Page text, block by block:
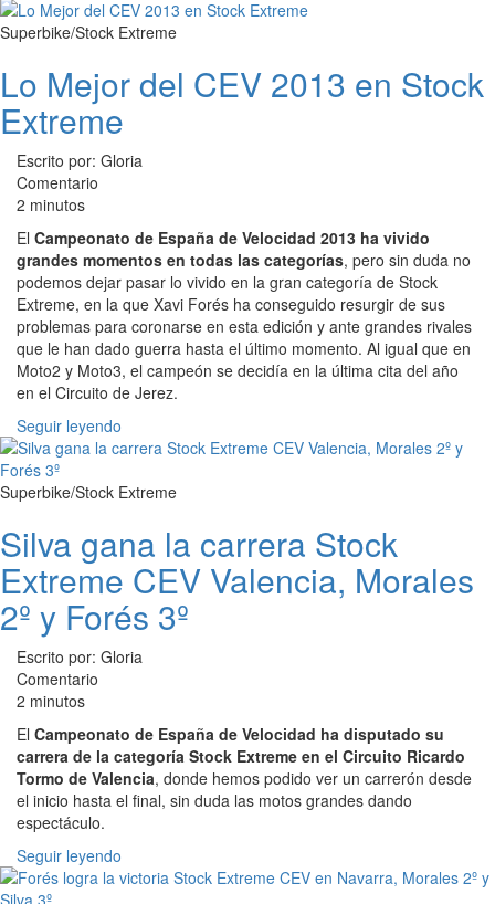
Superbike/Stock Extreme
Lo Mejor del CEV 2013 en Stock
Extreme
Escrito por: Gloria
Comentario
2 minutos
El Campeonato de España de Velocidad 2013 ha vivido
grandes momentos en todas las categorías, pero sin duda no
podemos dejar pasar lo vivido en la gran categoría de Stock
Extreme, en la que Xavi Forés ha conseguido resurgir de sus
problemas para coronarse en esta edición y ante grandes rivales
que le han dado guerra hasta el último momento. Al igual que en
Moto2 y Moto3, el campeón se decidía en la última cita del año
en el Circuito de Jerez.
Seguir leyendo
Superbike/Stock Extreme
Silva gana la carrera Stock
Extreme CEV Valencia, Morales
2º y Forés 3º
Escrito por: Gloria
Comentario
2 minutos
El Campeonato de España de Velocidad ha disputado su
carrera de la categoría Stock Extreme en el Circuito Ricardo
Tormo de Valencia, donde hemos podido ver un carrerón desde
el inicio hasta el final, sin duda las motos grandes dando
espectáculo.
Seguir leyendo